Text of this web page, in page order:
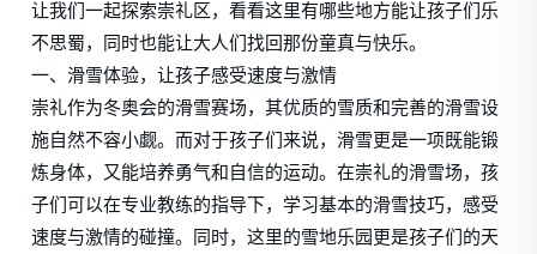
让我们一起探索崇礼区，看看这里有哪些地方能让孩子们乐
不思蜀，同时也能让大人们找回那份童真与快乐。
一、滑雪体验，让孩子感受速度与激情
崇礼作为冬奥会的滑雪赛场，其优质的雪质和完善的滑雪设
施自然不容小觑。而对于孩子们来说，滑雪更是一项既能锻
炼身体，又能培养勇气和自信的运动。在崇礼的滑雪场，孩
子们可以在专业教练的指导下，学习基本的滑雪技巧，感受
速度与激情的碰撞。同时，这里的雪地乐园更是孩子们的天